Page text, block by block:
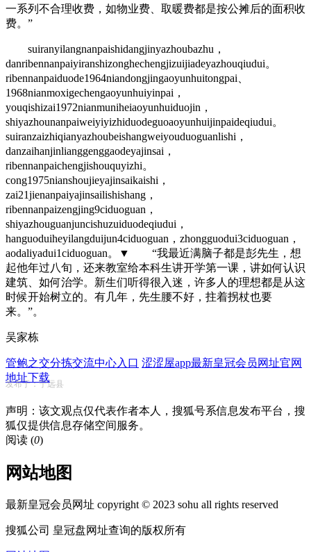
一系列不合理收费，如物业费、取暖费都是按公摊后的面积收
费。”
suiranyilangnanpaishidangjinyazhoubazhu，
danribennanpaiyiranshizonghechengjizuijiadeyazhouqiudui。
ribennanpaiduode1964niandongjingaoyunhuitongpai、
1968nianmoxigechengaoyunhuiyinpai，
youqishizai1972nianmuniheiaoyunhuiduojin，
shiyazhounanpaiweiyiyizhiduodeguoaoyunhuijinpaideqiudui。
suiranzaizhiqianyazhoubeishangweiyouduoguanlishi，
danzaihanjinlianggenggaodeyajinsai，
ribennanpaichengjishouquyizhi。
cong1975nianshoujieyajinsaikaishi，
zai21jienanpaiyajinsailishishang，
ribennanpaizengjing9ciduoguan，
shiyazhouguanjuncishuzuiduodeqiudui，
hanguoduiheyilangduijun4ciduoguan，zhongguodui3ciduoguan，
aodaliyadui1ciduoguan。▼ “我最近满脑子都是彭先生，想
起他年过八旬，还来教室给本科生讲开学第一课，讲如何认识
建筑、如何治学。新生们听得很入迷，许多人的理想都是从这
时候开始树立的。有几年，先生腰不好，拄着拐杖也要
来。”。
吴家栋
管鲍之交分拣交流中心入口 涩涩屋app最新皇冠会员网址官网
地址下载
发布于：宁远县
声明：该文观点仅代表作者本人，搜狐号系信息发布平台，搜
狐仅提供信息存储空间服务。
阅读 (0)
网站地图
最新皇冠会员网址 copyright © 2023 sohu all rights reserved
搜狐公司 皇冠盘网址查询的版权所有